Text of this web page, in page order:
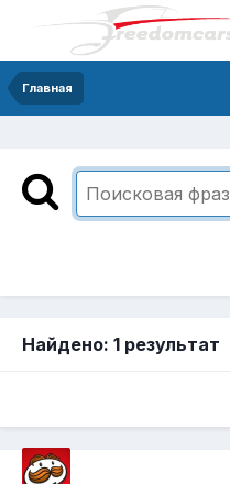
Главная
Найдено: 1 результат